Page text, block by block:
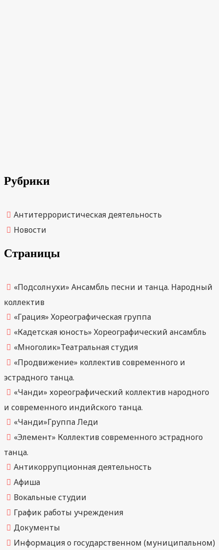
Рубрики
Антитеррористическая деятельность
Новости
Страницы
«Подсолнухи» Ансамбль песни и танца. Народный
коллектив
«Грация» Хореографическая группа
«Кадетская юность» Хореографический ансамбль
«Многолик»Театральная студия
«Продвижение» коллектив современного и
эстрадного танца.
«Чанди» хореографический коллектив народного
и современного индийского танца.
«Чанди»Группа Леди
«Элемент» Коллектив современного эстрадного
танца.
Антикоррупционная деятельность
Афиша
Вокальные студии
График работы учреждения
Документы
Информация о государственном (муниципальном)